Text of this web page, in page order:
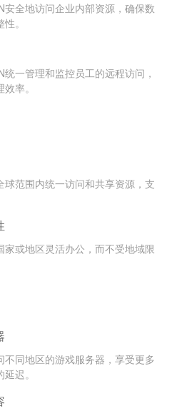
安全地访问企业内部资源，确保数
。
一管理和监控员工的远程访问，
率。
球范围内统一访问和共享资源，支
家或地区灵活办公，而不受地域限
不同地区的游戏服务器，享受更多
迟。